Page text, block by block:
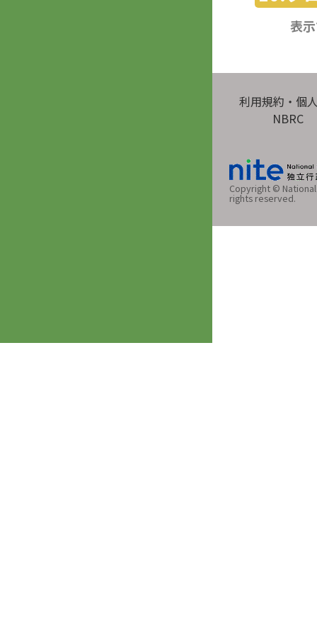
表
利用規約・個
NBRC
Copyright ©
rights reserved.